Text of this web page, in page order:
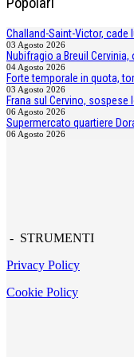
Challand-Saint-Victor,
03 Agosto 2026
Nubifragio a Breuil
04 Agosto 2026
Forte temporale in quota,
03 Agosto 2026
Frana sul Cervino, sospese
06 Agosto 2026
Supermercato quartiere
06 Agosto 2026
- STRUMENTI
Privacy Policy
Cookie Policy